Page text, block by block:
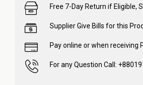
Free 7-Day Return if Eligible,
Supplier Give Bills for this
Pay online or when receiving
For any Question Call: